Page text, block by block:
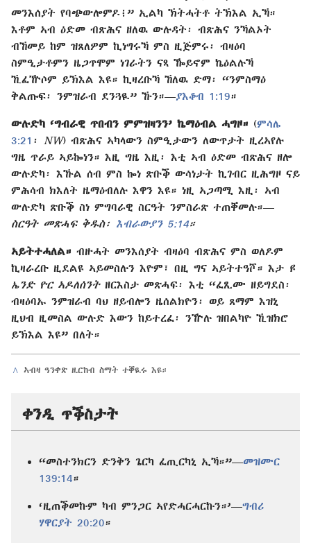
መንእሰያት የባጭውሎምዶ፧” ኢልካ ኽትሓትቶ ትኽእል ኢኻ።
እቶም ኣብ ዕድመ ብጽሕና ዘለዉ ውሉዳት፡ ብጽሕና ንኻልኦት
ብኸመይ ከም ዝጸለዎም ኪነግሩኻ ምስ ዚጅምሩ፡ ብዛዕባ
ስምዒታቶምን ዜጋጥሞም ነገራትን ናጻ ዀይኖም ኬዕልሉኻ
ኺፈዅሶም ይኽእል እዩ። ኪዛረቡኻ ኸለዉ ድማ፡ “ንምስማዕ
ቅልጡፍ፡ ንምዝራብ ደንጓዪ” ኹን።—ያእቆብ 1:19።
ውሉድካ ‘ግብራዊ ጥበብን ምምዝዛንን’ ኬማዕብል ሓግዞ። (ምሳሌ
3:21 ፡ NW) ብጽሕና ኣካላውን ስምዒታውን ለውጥታት ዚረኣየሉ
ግዜ ጥራይ ኣይኰነን። እዚ ግዜ እዚ፡ እቲ ኣብ ዕድመ ብጽሕና ዘሎ
ውሉድካ፡ እኹል ሰብ ምስ ኰነ ጽቡቕ ውሳነታት ኪገብር ዚሕግዞ ናይ
ምሕሳብ ክእለት ዜማዕብለሉ እዋን እዩ። ነዚ ኣጋጣሚ እዚ፡ ኣብ
ውሉድካ ጽቡቕ ስነ ምግባራዊ ስርዓት ንምስራጽ ተጠቐመሉ።—
ስርዓት መጽሓፍ ቅዱስ፡ እብራውያን 5:14።
ኣይትተሓለል። ብዙሓት መንእሰያት ብዛዕባ ብጽሕና ምስ ወለዶም
ኪዛራረቡ ዚደልዩ ኣይመስሉን እዮም፣ በዚ ግና ኣይትተዓሾ። እታ ዩ
ኤንድ ዮር ኣዶለሰንት ዘርእስታ መጽሓፍ፡ እቲ “ፈጺሙ ዘይግደስ፡
ብዛዕባኡ ንምዝራብ ባህ ዘይብሎን ዜሰልክዮን፡ ወይ ጸማም እዝኒ
ዚህብ ዚመስል ውሉድ እውን ከይተረፈ፡ ንዅሉ ዝበልካዮ ኺዝክሮ
ይኽእል እዩ” በለት።
^ ኣብዛ ዓንቀጽ ዚርከብ ስማት ተቐዪሩ እዩ።
ቀንዲ ጥቕስታት
“መስተንክርን ድንቅን ጌርካ ፈጢርካኒ ኢኻ።”—መዝሙር
139:14።
‘ዚጠቕመኩም ካብ ምንጋር ኣየድሓርሓርኩን።’—ግብሪ
ሃዋርያት 20:20።